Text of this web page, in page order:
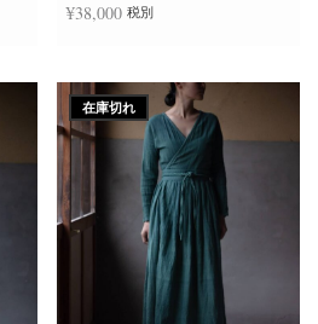
¥38,000 税別
在庫切れ